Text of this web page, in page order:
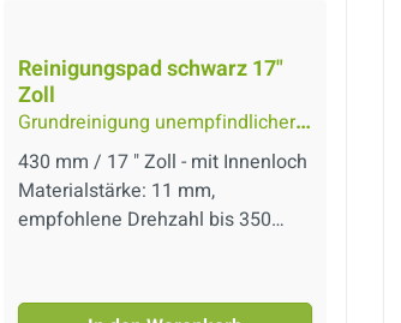
Reinigungspad schwarz 17"
Zoll
Grundreinigung unempfindlicher
Bodenbeläge, 430 mm
430 mm / 17 " Zoll - mit Innenloch
Materialstärke: 11 mm,
empfohlene Drehzahl bis 350
der höchsten Schleifleistung im